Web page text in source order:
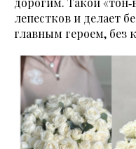
лепестков и делает
главным героем, без